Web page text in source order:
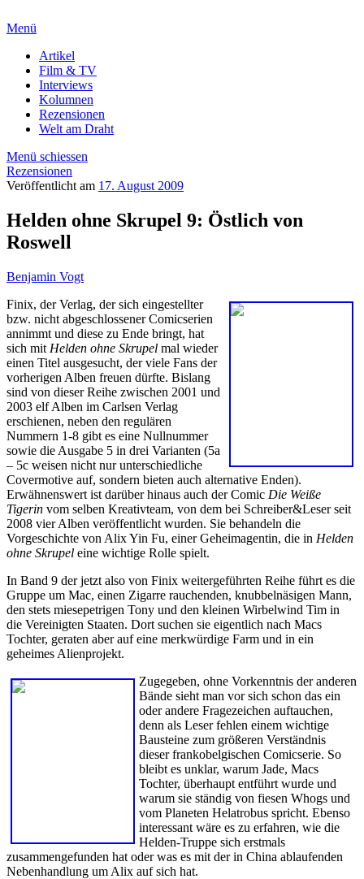
Menü
Artikel
Film & TV
Interviews
Kolumnen
Rezensionen
Welt am Draht
Menü schiessen
Rezensionen
Veröffentlicht am 17. August 2009
Helden ohne Skrupel 9: Östlich von
Roswell
Benjamin Vogt
Finix, der Verlag, der sich eingestellter
bzw. nicht abgeschlossener Comicserien
annimmt und diese zu Ende bringt, hat
sich mit Helden ohne Skrupel mal wieder
einen Titel ausgesucht, der viele Fans der
vorherigen Alben freuen dürfte. Bislang
sind von dieser Reihe zwischen 2001 und
2003 elf Alben im Carlsen Verlag
erschienen, neben den regulären
Nummern 1-8 gibt es eine Nullnummer
sowie die Ausgabe 5 in drei Varianten (5a
– 5c weisen nicht nur unterschiedliche
Covermotive auf, sondern bieten auch alternative Enden).
Erwähnenswert ist darüber hinaus auch der Comic Die Weiße
Tigerin vom selben Kreativteam, von dem bei Schreiber&Leser seit
2008 vier Alben veröffentlicht wurden. Sie behandeln die
Vorgeschichte von Alix Yin Fu, einer Geheimagentin, die in Helden
ohne Skrupel eine wichtige Rolle spielt.
In Band 9 der jetzt also von Finix weitergeführten Reihe führt es die
Gruppe um Mac, einen Zigarre rauchenden, knubbelnäsigen Mann,
den stets miesepetrigen Tony und den kleinen Wirbelwind Tim in
die Vereinigten Staaten. Dort suchen sie eigentlich nach Macs
Tochter, geraten aber auf eine merkwürdige Farm und in ein
geheimes Alienprojekt.
Zugegeben, ohne Vorkenntnis der anderen
Bände sieht man vor sich schon das ein
oder andere Fragezeichen auftauchen,
denn als Leser fehlen einem wichtige
Bausteine zum größeren Verständnis
dieser frankobelgischen Comicserie. So
bleibt es unklar, warum Jade, Macs
Tochter, überhaupt entführt wurde und
warum sie ständig von fiesen Whogs und
vom Planeten Helatrobus spricht. Ebenso
interessant wäre es zu erfahren, wie die
Helden-Truppe sich erstmals
zusammengefunden hat oder was es mit der in China ablaufenden
Nebenhandlung um Alix auf sich hat.